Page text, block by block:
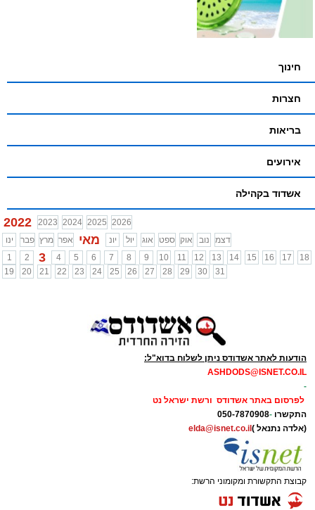
חינוך
חצרות
בריאות
אירועים
אשדוד בקהילה
2022 2023 2024 2025 2026
ינו
פבר מרץ אפר מאי יונ יול אוג ספט אוק נוב
דצמ
1
2 3 4 5 6 7 8 9 10 11 12 13 14 15 16 17
18
19
20 21 22 23 24 25 26 27 28 29 30 31
הודעות לאתר אשדודס ניתן לשלוח בדוא"ל:
ASHDODS@ISNET.CO.IL
-
לפרסום באתר אשדודס ורשת ישראל נט
התקשרו -
050-7870908
(אלדה נתנאל ) elda@isnet.co.il
קבוצת התקשורת ומקומוני הרשת: